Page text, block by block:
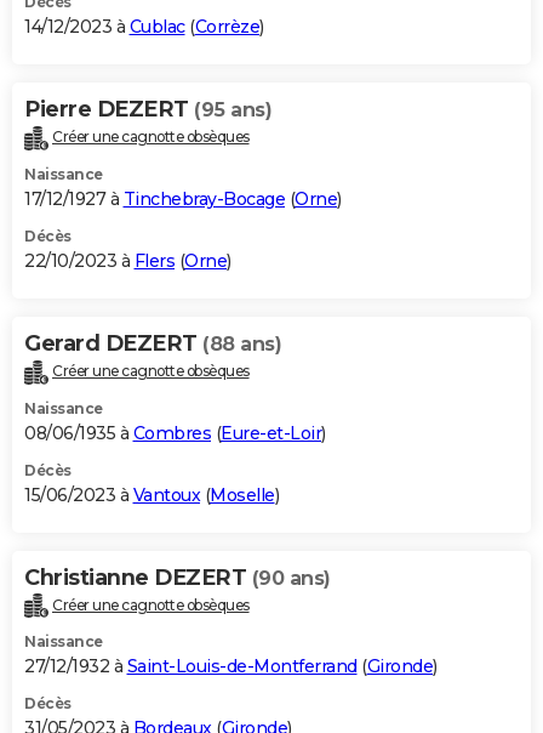
14/12/2023 à Cublac(Corrèze)
Pierre DEZERT (95 ans)
Créer une cagnotte obsèques
Naissance
17/12/1927 à Tinchebray-Bocage (Orne)
Décès
22/10/2023 à Flers (Orne)
Gerard DEZERT (88 ans)
Créer une cagnotte obsèques
Naissance
08/06/1935 à Combres (Eure-et-Loir)
Décès
15/06/2023 à Vantoux (Moselle)
Christianne DEZERT (90 ans)
Créer une cagnotte obsèques
Naissance
27/12/1932 à Saint-Louis-de-Montferrand (Gironde)
Décès